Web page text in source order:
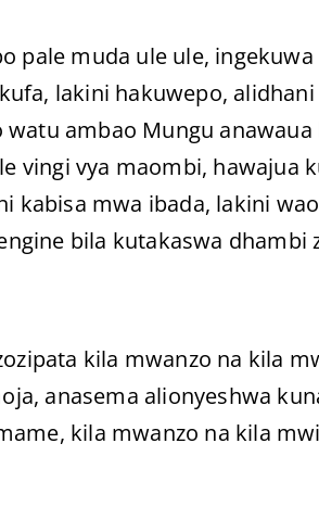
pale muda ule ule,
lakini hakuwepo,
watu ambao Mungu
vingi vya maombi, hawajua
kabisa mwa ibada, lakini
bila kutakaswa dhambi
kila mwanzo na kila
anasema alionyeshwa
kila mwanzo na kila